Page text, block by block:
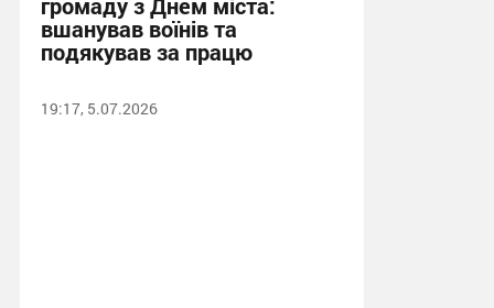
вшанував воїнів та
подякував за працю
19:17, 5.07.2026